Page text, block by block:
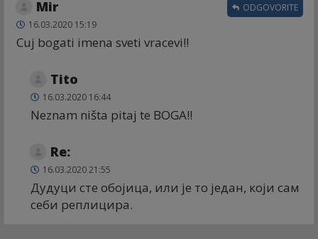
Mir
16.03.2020 15:19
Cuj bogati imena sveti vracevi!!
ODGOVORITE
Tito
16.03.2020 16:44
Neznam ništa pitaj te BOGA!!
Re:
16.03.2020 21:55
Дудуци сте обојица, или је то један, који сам
себи реплицира.